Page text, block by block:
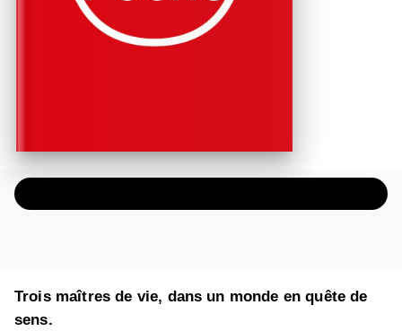
Trois maîtres de vie, dans un monde en quête de
sens.